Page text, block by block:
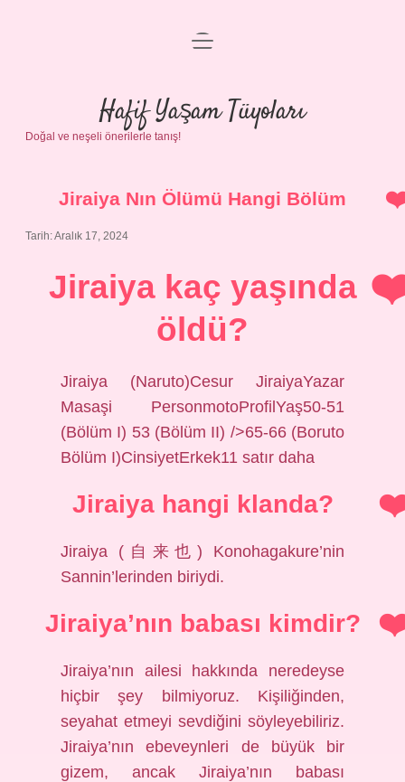
Anasayfa
Gizlilik Politikası
Yasal Uyarı
menüyü
Hafif Yaşam Tüyoları
Doğal ve neşeli önerilerle tanış!
Jiraiya Nın Ölümü Hangi Bölüm
Tarih: Aralık 17, 2024
Jiraiya kaç yaşında
öldü?
Jiraiya (Naruto)Cesur JiraiyaYazar
Masaşi PersonmotoProfilYaş50-51
(Bölüm I) 53 (Bölüm II) />65-66 (Boruto
Bölüm I)CinsiyetErkek11 satır daha
Jiraiya hangi klanda?
Jiraiya (自来也) Konohagakure’nin
Sannin’lerinden biriydi.
Jiraiya’nın babası kimdir?
Jiraiya’nın ailesi hakkında neredeyse
hiçbir şey bilmiyoruz. Kişiliğinden,
seyahat etmeyi sevdiğini söyleyebiliriz.
Jiraiya’nın ebeveynleri de büyük bir
gizem, ancak Jiraiya’nın babası